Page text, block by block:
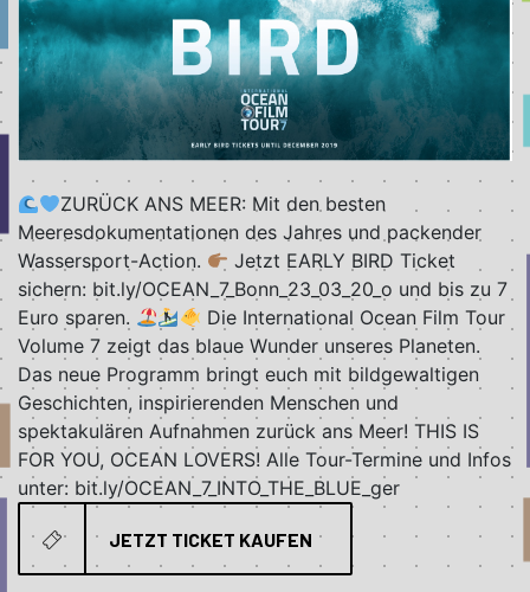
ZURÜCK ANS MEER: Mit den besten
Meeresdokumentationen des Jahres und packender
Wassersport-Action.
Jetzt EARLY BIRD Ticket
sichern: bit.ly/OCEAN_7_Bonn_23_03_20_o und bis zu 7
Euro sparen.
Die International Ocean Film Tour
Volume 7 zeigt das blaue Wunder unseres Planeten.
Das neue Programm bringt euch mit bildgewaltigen
Geschichten, inspirierenden Menschen und
spektakulären Aufnahmen zurück ans Meer! THIS IS
FOR YOU, OCEAN LOVERS! Alle Tour-Termine und Infos
unter: bit.ly/OCEAN_7_INTO_THE_BLUE_ger
JETZT TICKET KAUFEN